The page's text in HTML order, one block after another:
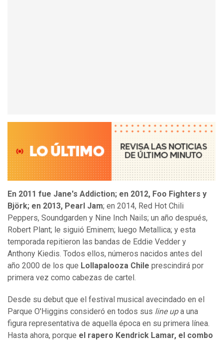
En 2011 fue Jane's Addiction; en 2012, Foo Fighters y
Björk; en 2013, Pearl Jam; en 2014, Red Hot Chili
Peppers, Soundgarden y Nine Inch Nails; un año después,
Robert Plant; le siguió Eminem; luego Metallica; y esta
temporada repitieron las bandas de Eddie Vedder y
Anthony Kiedis. Todos ellos, números nacidos antes del
año 2000 de los que Lollapalooza Chile prescindirá por
primera vez como cabezas de cartel.
Desde su debut que el festival musical avecindado en el
Parque O'Higgins consideró en todos sus line upa una
figura representativa de aquella época en su primera línea.
Hasta ahora, porque el rapero Kendrick Lamar, el combo